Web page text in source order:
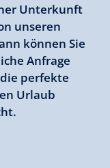
Unterkunft
unseren
können Sie
Anfrage
perfekte
Urlaub